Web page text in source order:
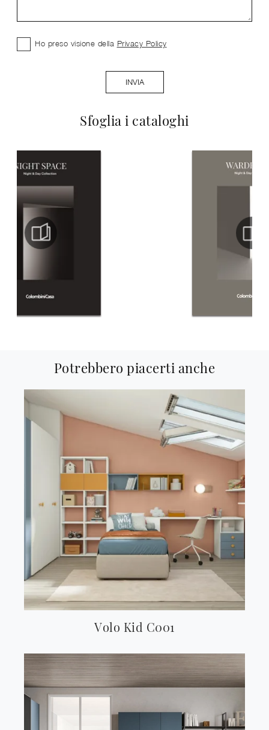
Sfoglia i cataloghi
Ho preso visione della Privacy Policy
INVIA
Potrebbero piacerti anche
Volo Kid C001